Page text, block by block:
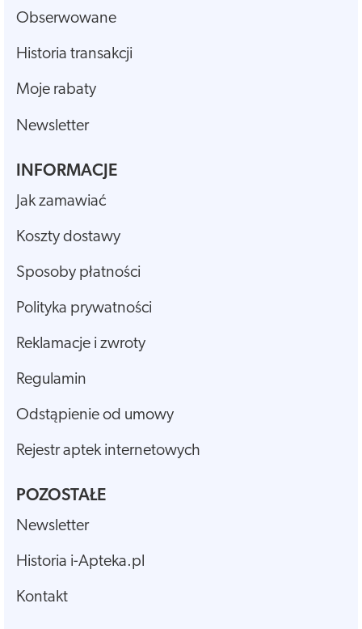
Obserwowane
Historia transakcji
Moje rabaty
Newsletter
INFORMACJE
Jak zamawiać
Koszty dostawy
Sposoby płatności
Polityka prywatności
Reklamacje i zwroty
Regulamin
Odstąpienie od umowy
Rejestr aptek internetowych
POZOSTAŁE
Newsletter
Historia i-Apteka.pl
Kontakt